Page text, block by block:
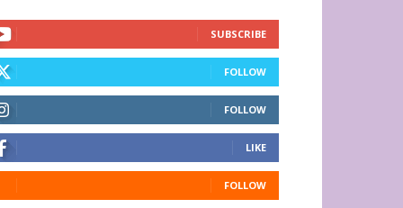
SUBSCRIBE
FOLLOW
FOLLOW
LIKE
FOLLOW